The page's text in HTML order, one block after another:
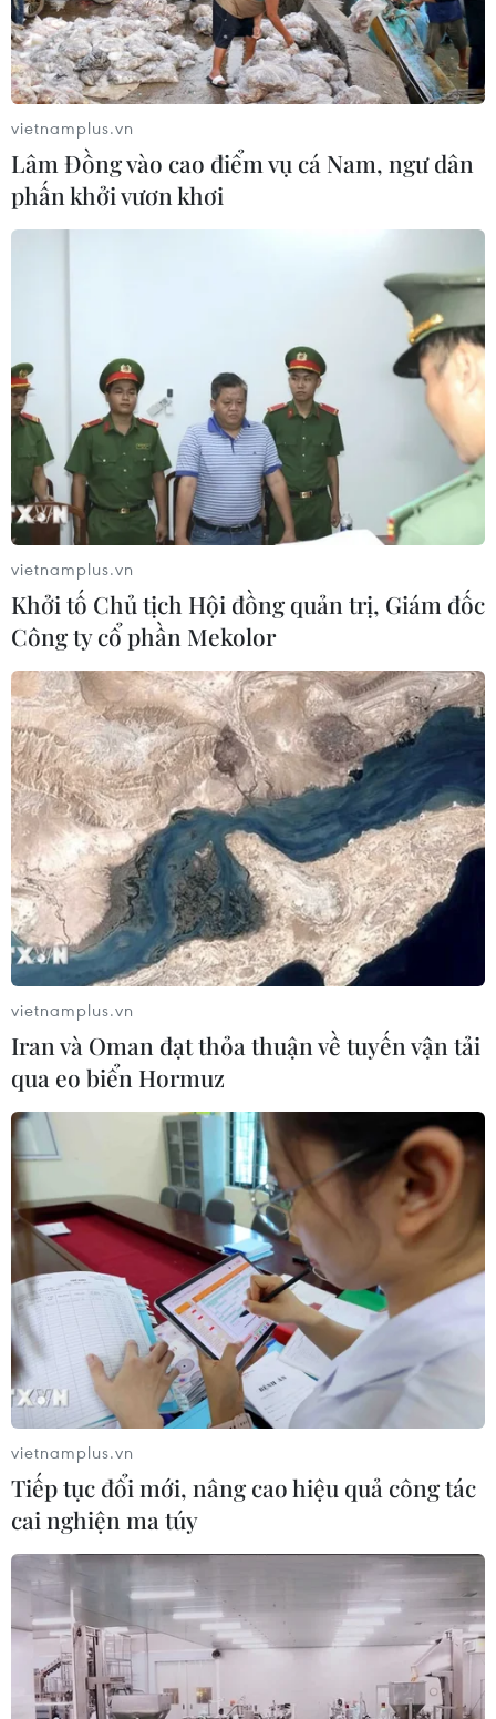
TIN CÙNG CHUYÊN MỤC
Trình diễn, chế biến bún kèn Hà
Tiên: Lan tỏa tinh hoa ẩm thực Nam
Bộ
vietnamplus.vn
Lâm Đồng vào cao điểm vụ cá Nam, ngư dân
phấn khởi vươn khơi
vietnamplus.vn
Khởi tố Chủ tịch Hội đồng quản trị, Giám đốc
Công ty cổ phần Mekolor
vietnamplus.vn
Iran và Oman đạt thỏa thuận về tuyến vận tải
qua eo biển Hormuz
vietnamplus.vn
Tiếp tục đổi mới, nâng cao hiệu quả công tác
cai nghiện ma túy